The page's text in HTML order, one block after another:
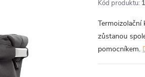
Kód produktu:
Termoizolační
zůstanou
pomocníkem.